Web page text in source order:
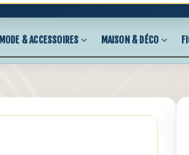
MODE & ACCESSOIRES MAISON & DÉCO